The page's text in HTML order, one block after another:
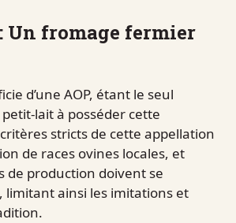
Un fromage fermier
d’une AOP, étant le seul
lait à posséder cette
stricts de cette appellation
de races ovines locales, et
de production doivent se
limitant ainsi les imitations et